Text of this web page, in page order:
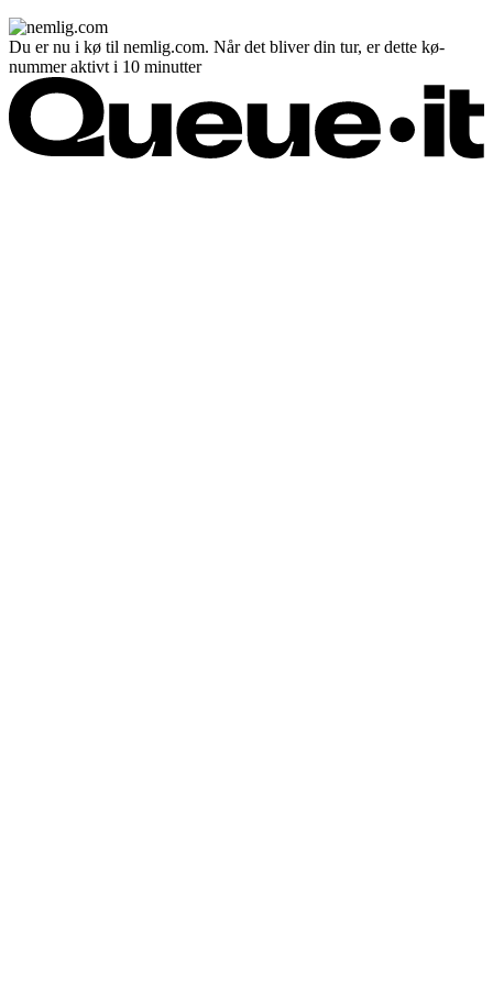
Du er nu i kø til nemlig.com. Når det bliver din tur, er dette kø-
nummer aktivt i 10 minutter